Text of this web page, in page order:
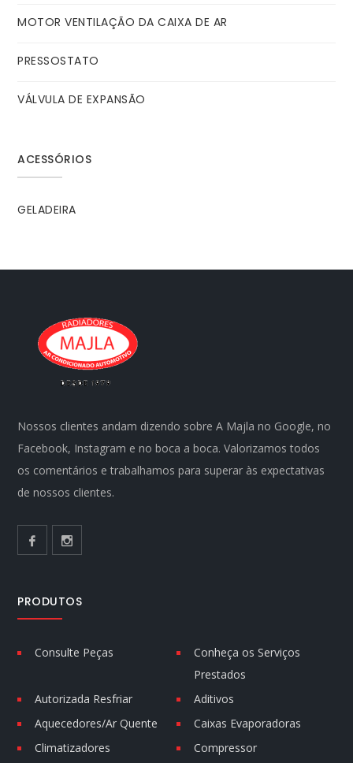
MOTOR VENTILAÇÃO DA CAIXA DE AR
PRESSOSTATO
VÁLVULA DE EXPANSÃO
ACESSÓRIOS
GELADEIRA
Nossos clientes andam dizendo sobre A Majla no Google, no
Facebook, Instagram e no boca a boca. Valorizamos todos
os comentários e trabalhamos para superar às expectativas
de nossos clientes.
PRODUTOS
Consulte Peças
Conheça os Serviços
Prestados
Autorizada Resfriar
Aditivos
Aquecedores/Ar Quente
Caixas Evaporadoras
Climatizadores
Compressor